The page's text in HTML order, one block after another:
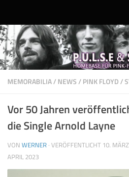
MEMORABILIA/NEWS/PINK FLOYD/
Vor 50 Jahren
die Single Arnold Layne
VON WERNER · VERÖFFENTLICHT 10.
APRIL 2023